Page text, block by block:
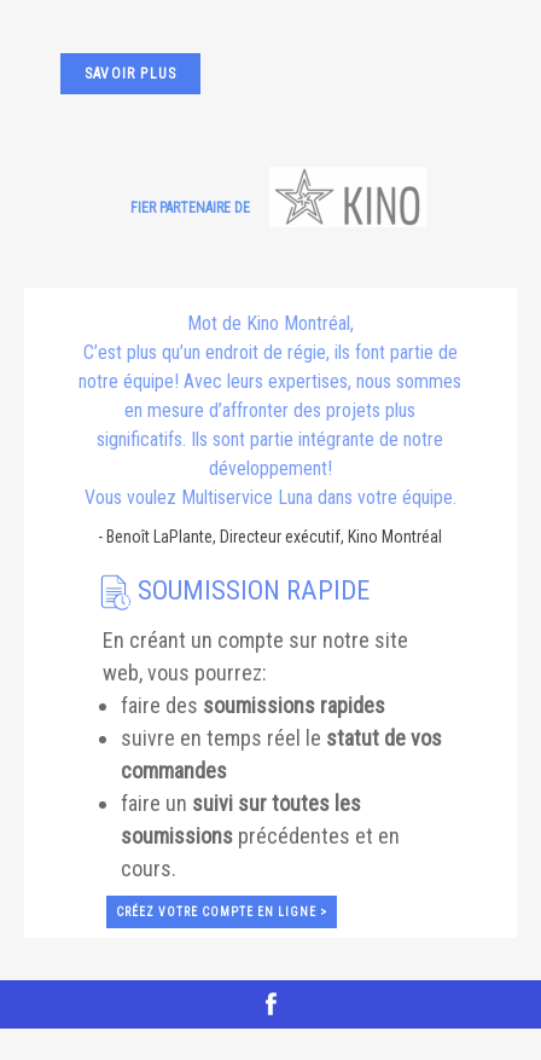
SAVOIR PLUS
FIER PARTENAIRE DE
Mot de Kino Montréal,
C’est plus qu’un endroit de régie, ils font partie de
notre équipe! Avec leurs expertises, nous sommes
en mesure d’affronter des projets plus
significatifs. Ils sont partie intégrante de notre
développement!
Vous voulez Multiservice Luna dans votre équipe.
- Benoît LaPlante, Directeur exécutif, Kino Montréal
SOUMISSION RAPIDE
En créant un compte sur notre site
web, vous pourrez:
faire des soumissions rapides
suivre en temps réel le statut de vos
commandes
faire un suivi sur toutes les
soumissions précédentes et en
cours.
CRÉEZ VOTRE COMPTE EN LIGNE >